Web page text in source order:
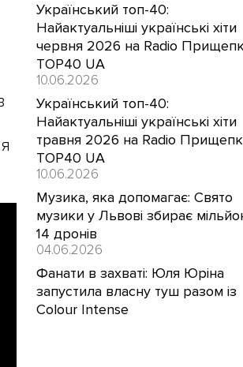
Український топ-40:
Найактуальніші українські хіти
червня 2026 на Radio
TOP40 UA
10.06.2026
Український топ-40:
Найактуальніші українські хіти
травня 2026 на Radio
TOP40 UA
10.06.2026
Музика, яка допомагає: Свято
музики у Львові збирає
14 дронів
04.06.2026
Фанати в захваті: Юля Юріна
запустила власну туш разом із
Colour Intense